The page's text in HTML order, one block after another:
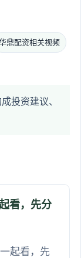
鼎配资相关视频
投资建议、
看，先分
起看，先